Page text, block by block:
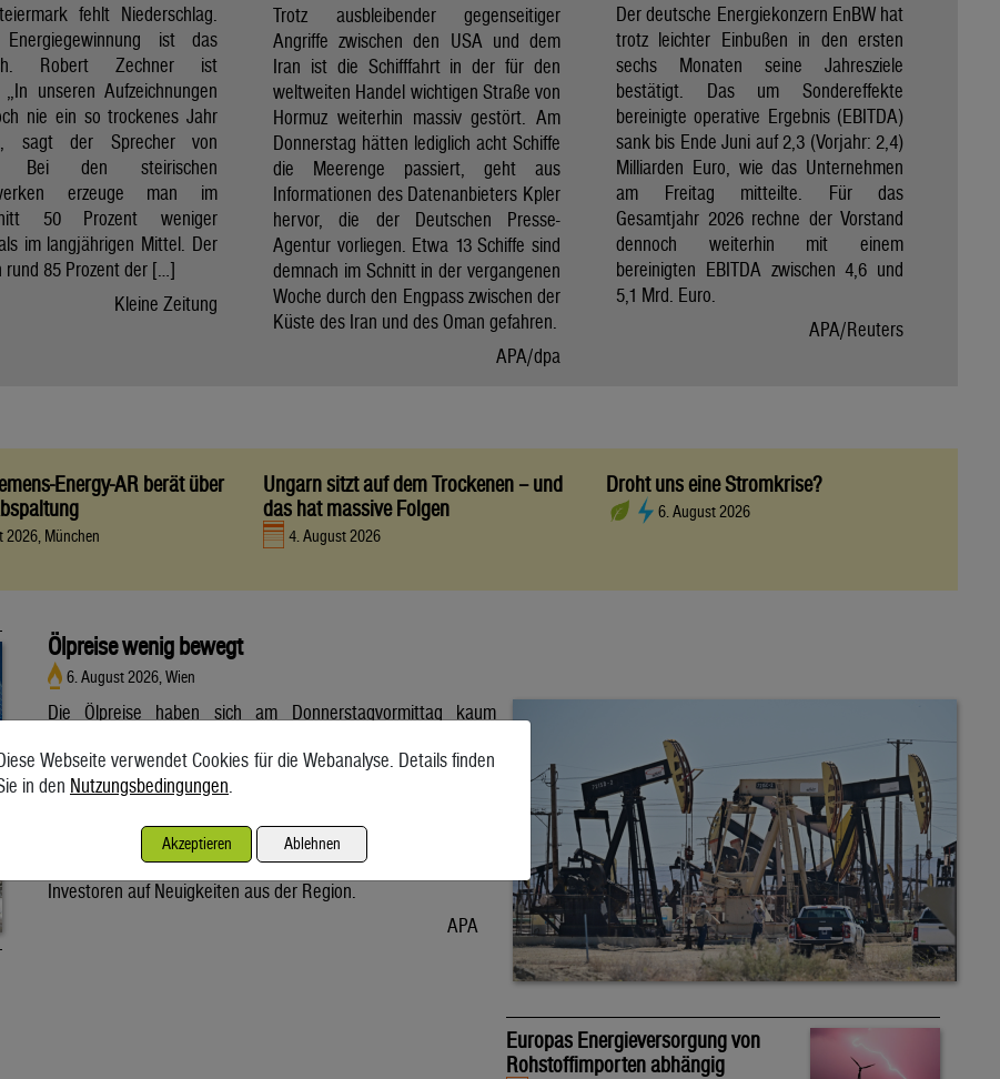
fehlt Niederschlag.
ist das
Robert Zechner ist
unseren Aufzeichnungen
nie ein so trockenes Jahr
sagt der Sprecher von
Bei den steirischen
erzeuge man im
50 Prozent weniger
im langjährigen Mittel. Der
rund 85 Prozent der […]
Kleine Zeitung
Trotz ausbleibender gegenseitiger
Angriffe zwischen den USA und dem
Iran ist die Schifffahrt in der für den
weltweiten Handel wichtigen Straße von
Hormuz weiterhin massiv gestört. Am
Donnerstag hätten lediglich acht Schiffe
die Meerenge passiert, geht aus
Informationen des Datenanbieters Kpler
hervor, die der Deutschen Presse-
Agentur vorliegen. Etwa 13 Schiffe sind
demnach im Schnitt in der vergangenen
Woche durch den Engpass zwischen der
Küste des Iran und des Oman gefahren.
APA/dpa
Der deutsche Energiekonzern EnBW hat
trotz leichter Einbußen in den ersten
sechs Monaten seine Jahresziele
bestätigt. Das um Sondereffekte
bereinigte operative Ergebnis (EBITDA)
sank bis Ende Juni auf 2,3 (Vorjahr: 2,4)
Milliarden Euro, wie das Unternehmen
am Freitag mitteilte. Für das
Gesamtjahr 2026 rechne der Vorstand
dennoch weiterhin mit einem
bereinigten EBITDA zwischen 4,6 und
5,1 Mrd. Euro.
APA/Reuters
Energy-AR berät über
2026, München
Ungarn sitzt auf dem Trockenen – und
das hat massive Folgen
4. August 2026
Droht uns eine Stromkrise?
6. August 2026
Ölpreise wenig bewegt
6. August 2026, Wien
Die Ölpreise haben sich am Donnerstagvormittag kaum
Brent aus der Nordsee mit Lieferung Oktober kostete am
Vormittag 79,75 US-Dollar und damit 0,4 Prozent mehr als am
80 Dollar. Unter diese ist er am Dienstag wegen der Hoffnung
auf eine Lösung im Iran-Krieg gesunken. Seitdem warten
Investoren auf Neuigkeiten aus der Region.
APA
Europas Energieversorgung von
Rohstoffimporten abhängig
Webseite verwendet Cookies für die Webanalyse. Details finden
in den Nutzungsbedingungen.
Akzeptieren Ablehnen